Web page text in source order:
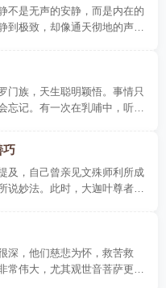
不是无声的安静，而是内在的
到极致，却像通天彻地的声
门族，天生聪明颖悟。事情只
忘记。有一次在乳哺中，听到
巧
及，自己曾亲见文殊师利所成
说妙法。此时，大迦叶尊者也
深，他们慈悲为怀，救苦救
常伟大，尤其观世音菩萨更是